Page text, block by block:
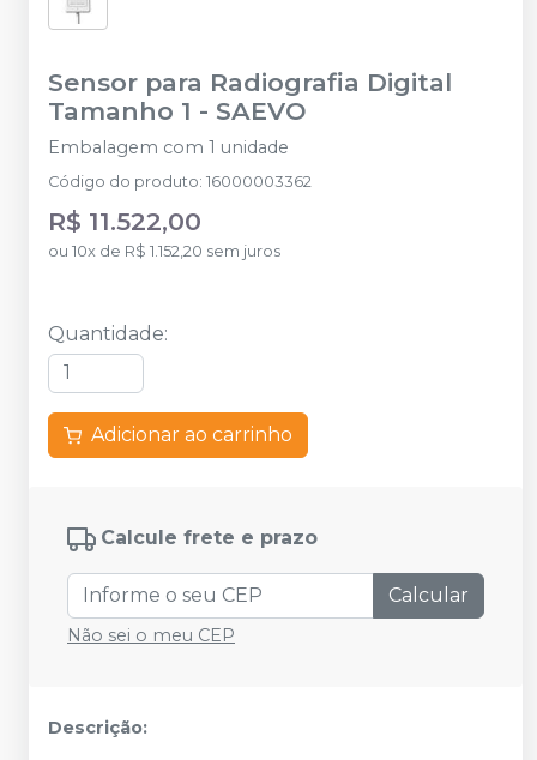
Sensor para Radiografia Digital
Tamanho 1 - SAEVO
Embalagem com 1 unidade
Código do produto: 16000003362
R$ 11.522,00
ou 10x de R$ 1.152,20 sem juros
Quantidade:
Adicionar ao carrinho
Calcule frete e prazo
Calcular
Não sei o meu CEP
Descrição: